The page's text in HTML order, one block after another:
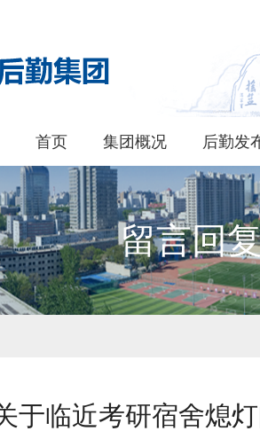
首页 集团概况 后勤发
留言回
于临近考研宿舍熄